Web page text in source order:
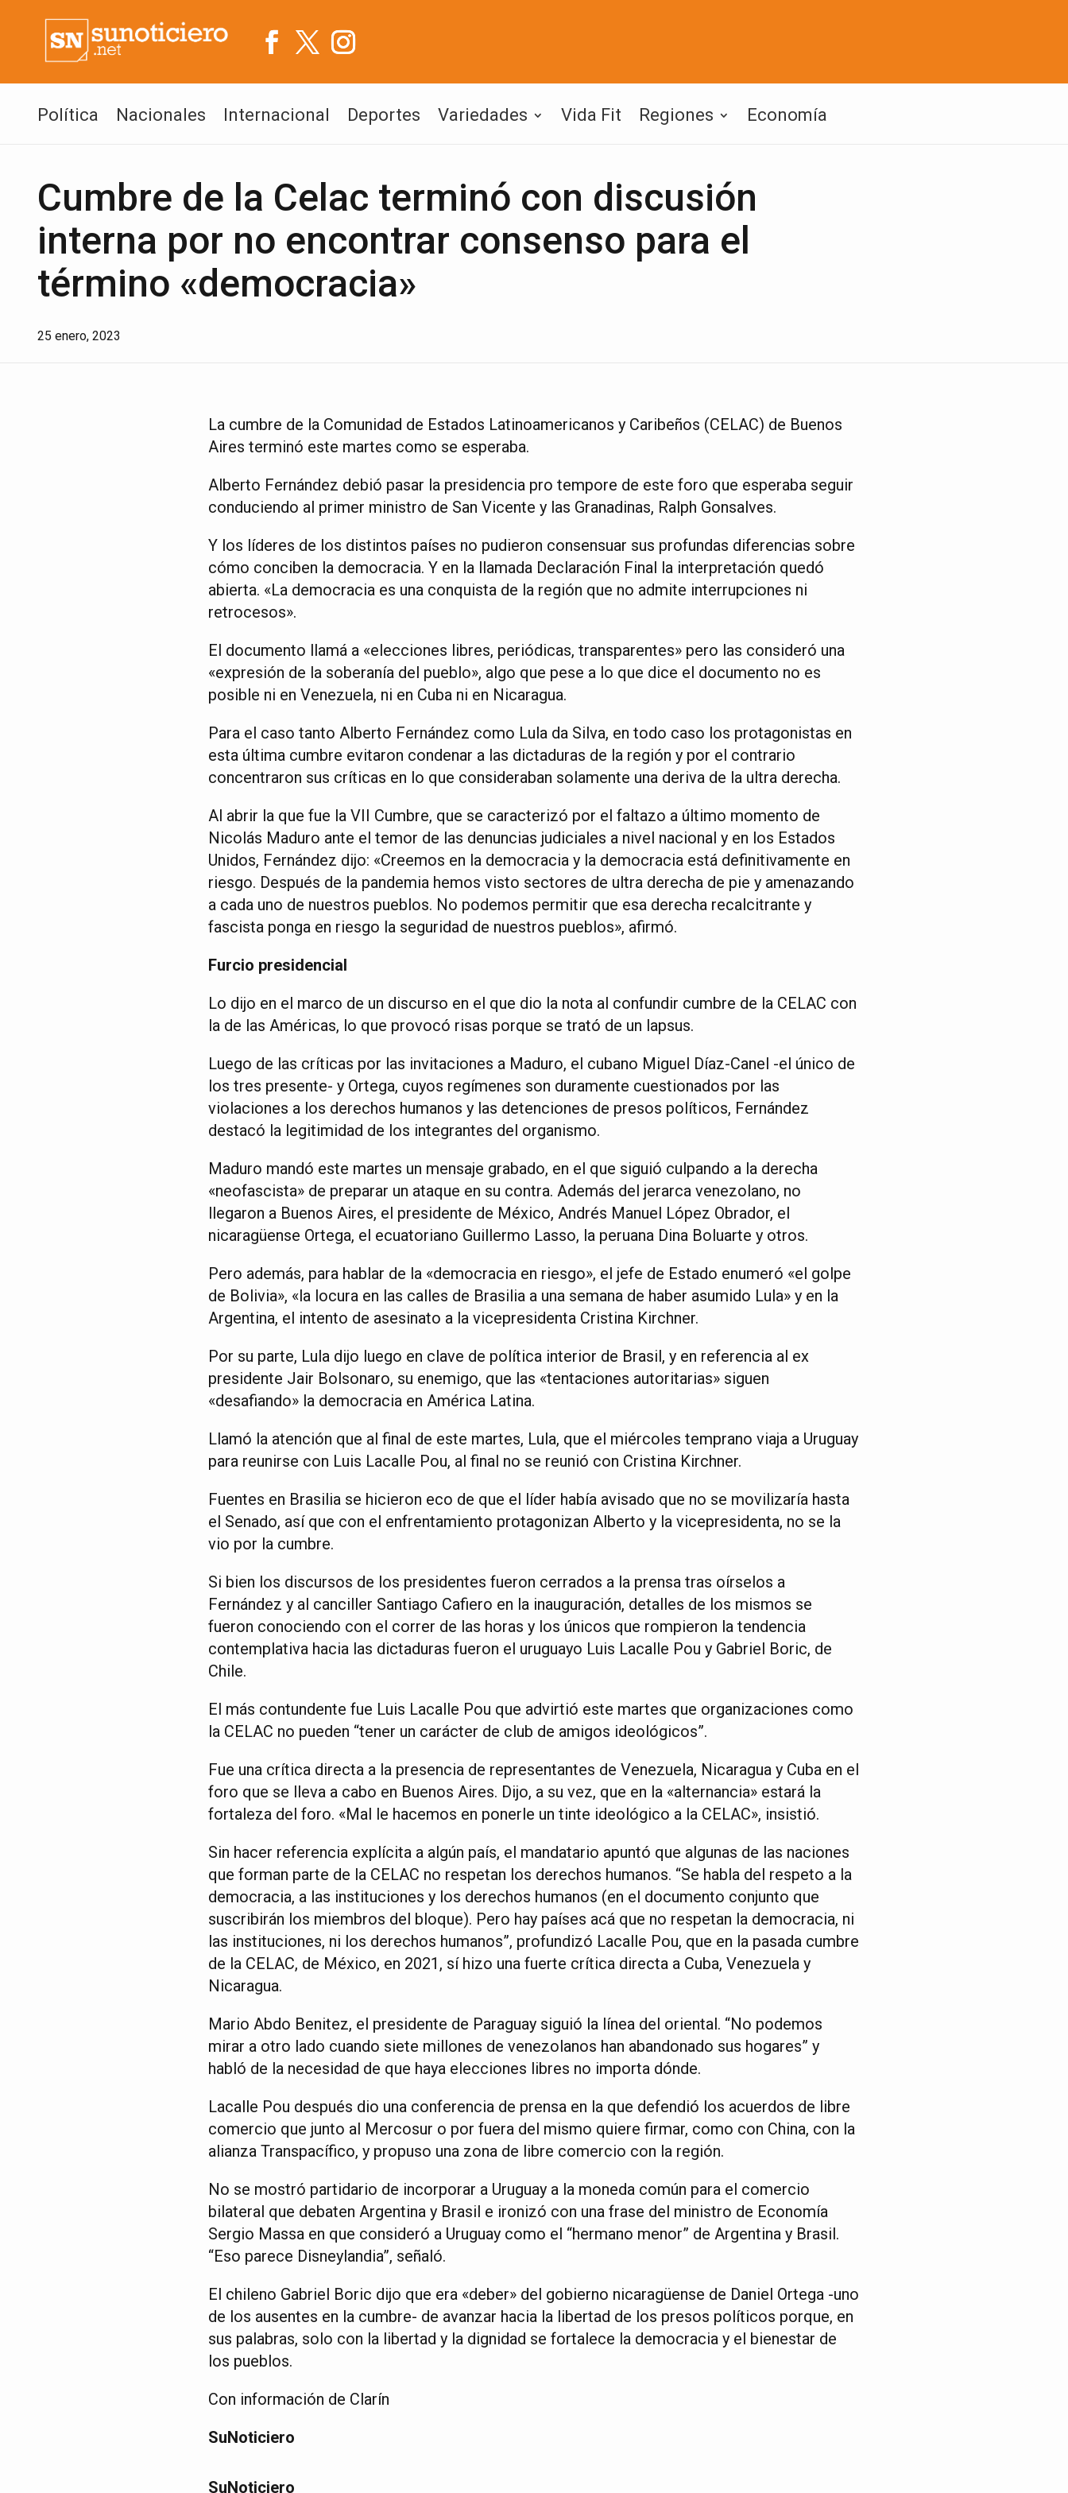
Política Nacionales Internacional Deportes Variedades Vida Fit Regiones Economía
Cumbre de la Celac terminó con discusión
interna por no encontrar consenso para el
término «democracia»
25 enero, 2023
La cumbre de la Comunidad de Estados Latinoamericanos y Caribeños (CELAC) de Buenos
Aires terminó este martes como se esperaba.
Alberto Fernández debió pasar la presidencia pro tempore de este foro que esperaba seguir
conduciendo al primer ministro de San Vicente y las Granadinas, Ralph Gonsalves.
Y los líderes de los distintos países no pudieron consensuar sus profundas diferencias sobre
cómo conciben la democracia. Y en la llamada Declaración Final la interpretación quedó
abierta. «La democracia es una conquista de la región que no admite interrupciones ni
retrocesos».
El documento llamá a «elecciones libres, periódicas, transparentes» pero las consideró una
«expresión de la soberanía del pueblo», algo que pese a lo que dice el documento no es
posible ni en Venezuela, ni en Cuba ni en Nicaragua.
Para el caso tanto Alberto Fernández como Lula da Silva, en todo caso los protagonistas en
esta última cumbre evitaron condenar a las dictaduras de la región y por el contrario
concentraron sus críticas en lo que consideraban solamente una deriva de la ultra derecha.
Al abrir la que fue la VII Cumbre, que se caracterizó por el faltazo a último momento de
Nicolás Maduro ante el temor de las denuncias judiciales a nivel nacional y en los Estados
Unidos, Fernández dijo: «Creemos en la democracia y la democracia está definitivamente en
riesgo. Después de la pandemia hemos visto sectores de ultra derecha de pie y amenazando
a cada uno de nuestros pueblos. No podemos permitir que esa derecha recalcitrante y
fascista ponga en riesgo la seguridad de nuestros pueblos», afirmó.
Furcio presidencial
Lo dijo en el marco de un discurso en el que dio la nota al confundir cumbre de la CELAC con
la de las Américas, lo que provocó risas porque se trató de un lapsus.
Luego de las críticas por las invitaciones a Maduro, el cubano Miguel Díaz-Canel -el único de
los tres presente- y Ortega, cuyos regímenes son duramente cuestionados por las
violaciones a los derechos humanos y las detenciones de presos políticos, Fernández
destacó la legitimidad de los integrantes del organismo.
Maduro mandó este martes un mensaje grabado, en el que siguió culpando a la derecha
«neofascista» de preparar un ataque en su contra. Además del jerarca venezolano, no
llegaron a Buenos Aires, el presidente de México, Andrés Manuel López Obrador, el
nicaragüense Ortega, el ecuatoriano Guillermo Lasso, la peruana Dina Boluarte y otros.
Pero además, para hablar de la «democracia en riesgo», el jefe de Estado enumeró «el golpe
de Bolivia», «la locura en las calles de Brasilia a una semana de haber asumido Lula» y en la
Argentina, el intento de asesinato a la vicepresidenta Cristina Kirchner.
Por su parte, Lula dijo luego en clave de política interior de Brasil, y en referencia al ex
presidente Jair Bolsonaro, su enemigo, que las «tentaciones autoritarias» siguen
«desafiando» la democracia en América Latina.
Llamó la atención que al final de este martes, Lula, que el miércoles temprano viaja a Uruguay
para reunirse con Luis Lacalle Pou, al final no se reunió con Cristina Kirchner.
Fuentes en Brasilia se hicieron eco de que el líder había avisado que no se movilizaría hasta
el Senado, así que con el enfrentamiento protagonizan Alberto y la vicepresidenta, no se la
vio por la cumbre.
Si bien los discursos de los presidentes fueron cerrados a la prensa tras oírselos a
Fernández y al canciller Santiago Cafiero en la inauguración, detalles de los mismos se
fueron conociendo con el correr de las horas y los únicos que rompieron la tendencia
contemplativa hacia las dictaduras fueron el uruguayo Luis Lacalle Pou y Gabriel Boric, de
Chile.
El más contundente fue Luis Lacalle Pou que advirtió este martes que organizaciones como
la CELAC no pueden “tener un carácter de club de amigos ideológicos”.
Fue una crítica directa a la presencia de representantes de Venezuela, Nicaragua y Cuba en el
foro que se lleva a cabo en Buenos Aires. Dijo, a su vez, que en la «alternancia» estará la
fortaleza del foro. «Mal le hacemos en ponerle un tinte ideológico a la CELAC», insistió.
Sin hacer referencia explícita a algún país, el mandatario apuntó que algunas de las naciones
que forman parte de la CELAC no respetan los derechos humanos. “Se habla del respeto a la
democracia, a las instituciones y los derechos humanos (en el documento conjunto que
suscribirán los miembros del bloque). Pero hay países acá que no respetan la democracia, ni
las instituciones, ni los derechos humanos”, profundizó Lacalle Pou, que en la pasada cumbre
de la CELAC, de México, en 2021, sí hizo una fuerte crítica directa a Cuba, Venezuela y
Nicaragua.
Mario Abdo Benitez, el presidente de Paraguay siguió la línea del oriental. “No podemos
mirar a otro lado cuando siete millones de venezolanos han abandonado sus hogares” y
habló de la necesidad de que haya elecciones libres no importa dónde.
Lacalle Pou después dio una conferencia de prensa en la que defendió los acuerdos de libre
comercio que junto al Mercosur o por fuera del mismo quiere firmar, como con China, con la
alianza Transpacífico, y propuso una zona de libre comercio con la región.
No se mostró partidario de incorporar a Uruguay a la moneda común para el comercio
bilateral que debaten Argentina y Brasil e ironizó con una frase del ministro de Economía
Sergio Massa en que consideró a Uruguay como el “hermano menor” de Argentina y Brasil.
“Eso parece Disneylandia”, señaló.
El chileno Gabriel Boric dijo que era «deber» del gobierno nicaragüense de Daniel Ortega -uno
de los ausentes en la cumbre- de avanzar hacia la libertad de los presos políticos porque, en
sus palabras, solo con la libertad y la dignidad se fortalece la democracia y el bienestar de
los pueblos.
Con información de Clarín
SuNoticiero
SuNoticiero